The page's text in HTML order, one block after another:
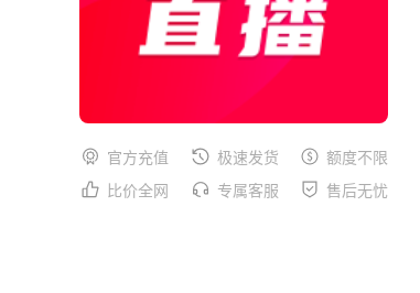
官方充值 极速发货
额度不限
比价全网
专属客服 售后无忧